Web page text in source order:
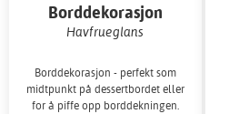
Borddekorasjon
Havfrueglans
Borddekorasjon - perfekt som
midtpunkt på dessertbordet eller
for å piffe opp borddekningen.